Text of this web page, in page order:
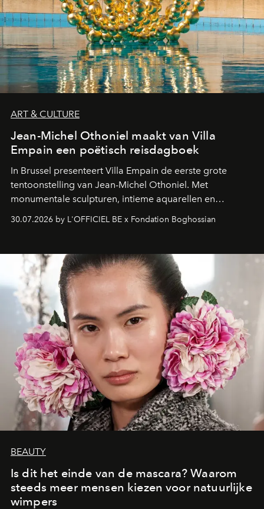
ART & CULTURE
Jean-Michel Othoniel maakt van Villa
Empain een poëtisch reisdagboek
In Brussel presenteert Villa Empain de eerste grote
tentoonstelling van Jean-Michel Othoniel. Met
monumentale sculpturen, intieme aquarellen en
een emotionele reis waarin elk werk de herinnering
moment van verwondering.
30.07.2026 by L'OFFICIEL BE x Fondation Boghossian
BEAUTY
Is dit het einde van de mascara? Waarom
steeds meer mensen kiezen voor natuurlijke
wimpers